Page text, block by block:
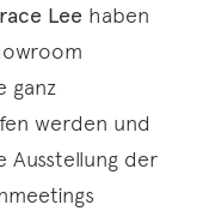
Lee haben
ganz
werden und
Ausstellung der